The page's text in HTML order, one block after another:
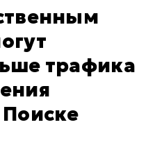
до 18:30 (по Хбк)
трафика